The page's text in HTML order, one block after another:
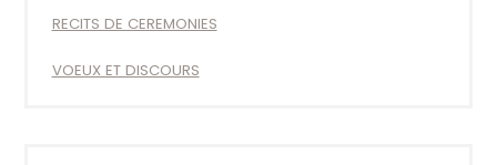
RECITS DE CEREMONIES
VOEUX ET DISCOURS